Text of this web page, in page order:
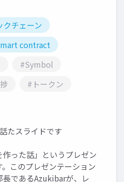
クチェーン
contract
#Symbol
#トークン
たスライドです
作った話」というプレゼン
このプレゼンテーション
であるAzukibarが、レ